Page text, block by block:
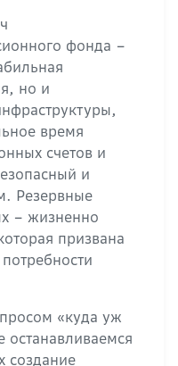
фонда –
но и
время
счетов и
и
Резервные
– жизненно
призвана
«куда уж
создание